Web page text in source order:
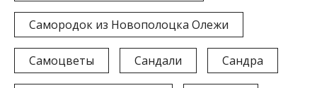
Самородок из Новополоцка Олежи
Самоцветы Сандали Сандра